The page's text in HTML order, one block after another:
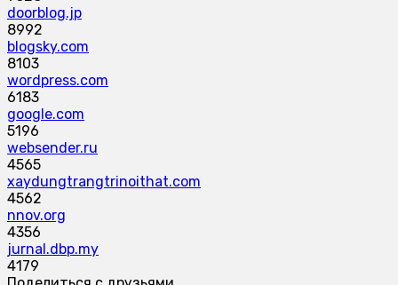
doorblog.jp
8992
blogsky.com
8103
wordpress.com
6183
google.com
5196
websender.ru
4565
xaydungtrangtrinoithat.com
4562
nnov.org
4356
jurnal.dbp.my
4179